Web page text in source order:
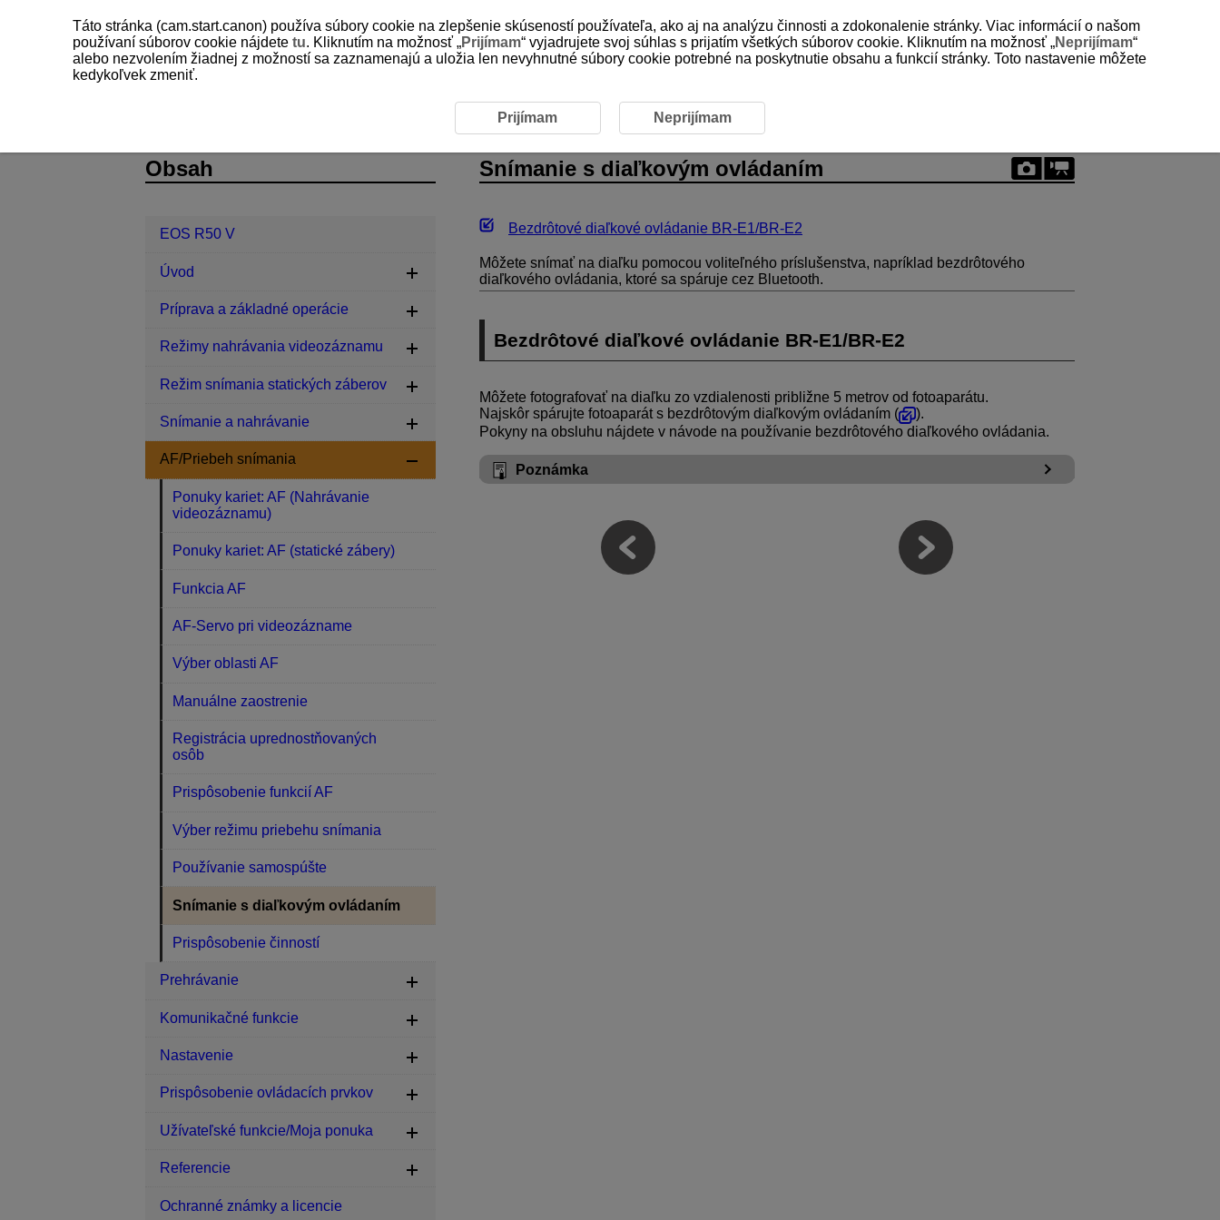
Snímanie s diaľkovým ovládaním
Bezdrôtové diaľkové ovládanie BR-E1/BR-E2
Môžete snímať na diaľku pomocou voliteľného príslušenstva, napríklad bezdrôtového
diaľkového ovládania, ktoré sa spáruje cez Bluetooth.
Bezdrôtové diaľkové ovládanie BR-E1/BR-E2
Môžete fotografovať na diaľku zo vzdialenosti približne 5 metrov od fotoaparátu.
Najskôr spárujte fotoaparát s bezdrôtovým diaľkovým ovládaním (
).
Pokyny na obsluhu nájdete v návode na používanie bezdrôtového diaľkového ovládania.
Poznámka
Obsah
EOS R50 V
Úvod
Príprava a základné operácie
Režimy nahrávania videozáznamu
Režim snímania statických záberov
Snímanie a nahrávanie
AF/Priebeh snímania
Ponuky kariet: AF (Nahrávanie
videozáznamu)
Ponuky kariet: AF (statické zábery)
Funkcia AF
AF-Servo pri videozázname
Výber oblasti AF
Manuálne zaostrenie
Registrácia uprednostňovaných
osôb
Prispôsobenie funkcií AF
Výber režimu priebehu snímania
Používanie samospúšte
Snímanie s diaľkovým ovládaním
Prispôsobenie činností
Prehrávanie
Komunikačné funkcie
Nastavenie
Prispôsobenie ovládacích prvkov
Užívateľské funkcie/Moja ponuka
Referencie
Ochranné známky a licencie
Táto stránka (cam.start.canon) používa súbory cookie na zlepšenie skúseností používateľa, ako aj na analýzu činnosti a zdokonalenie stránky. Viac informácií o našom
používaní súborov cookie nájdete tu. Kliknutím na možnosť „Prijímam“ vyjadrujete svoj súhlas s prijatím všetkých súborov cookie. Kliknutím na možnosť „Neprijímam“
alebo nezvolením žiadnej z možností sa zaznamenajú a uložia len nevyhnutné súbory cookie potrebné na poskytnutie obsahu a funkcií stránky. Toto nastavenie môžete
kedykoľvek zmeniť.
Prijímam Neprijímam